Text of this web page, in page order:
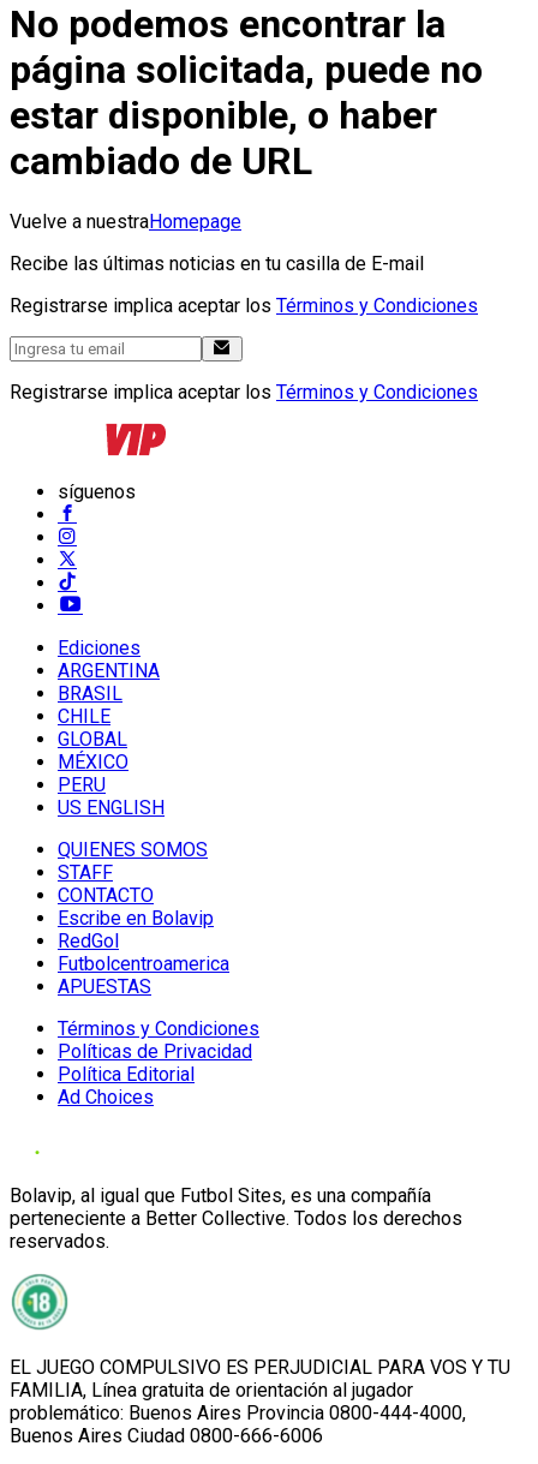
No podemos encontrar la
página solicitada, puede no
estar disponible, o haber
cambiado de URL
Vuelve a nuestraHomepage
Recibe las últimas noticias en tu casilla de E-mail
Registrarse implica aceptar los Términos y Condiciones
Registrarse implica aceptar los Términos y Condiciones
síguenos
Ediciones
ARGENTINA
BRASIL
CHILE
GLOBAL
MÉXICO
PERU
US ENGLISH
QUIENES SOMOS
STAFF
CONTACTO
Escribe en Bolavip
RedGol
Futbolcentroamerica
APUESTAS
Términos y Condiciones
Políticas de Privacidad
Política Editorial
Ad Choices
Bolavip, al igual que Futbol Sites, es una compañía
perteneciente a Better Collective. Todos los derechos
reservados.
EL JUEGO COMPULSIVO ES PERJUDICIAL PARA VOS Y TU
FAMILIA, Línea gratuita de orientación al jugador
problemático: Buenos Aires Provincia 0800-444-4000,
Buenos Aires Ciudad 0800-666-6006